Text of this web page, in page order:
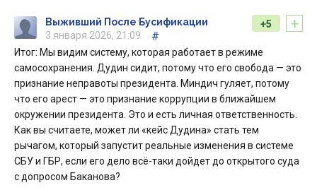
+
+5
Выживший После Бусификации
3 января 2026, 21:09
#
Итог: Мы видим систему, которая работает в режиме
самосохранения. Дудин сидит, потому что его свобода — это
признание неправоты президента. Миндич гуляет, потому
что его арест — это признание коррупции в ближайшем
окружении президента. Это и есть личная ответственность.
Как вы считаете, может ли «кейс Дудина» стать тем
рычагом, который запустит реальные изменения в системе
СБУ и ГБР, если его дело всё-таки дойдет до открытого суда
с допросом Баканова?